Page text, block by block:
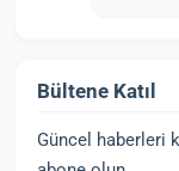
Bültene Katıl
Güncel haberleri